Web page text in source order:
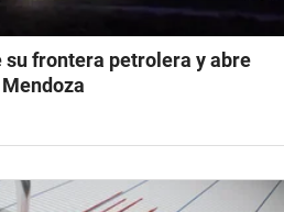
su frontera petrolera y abre